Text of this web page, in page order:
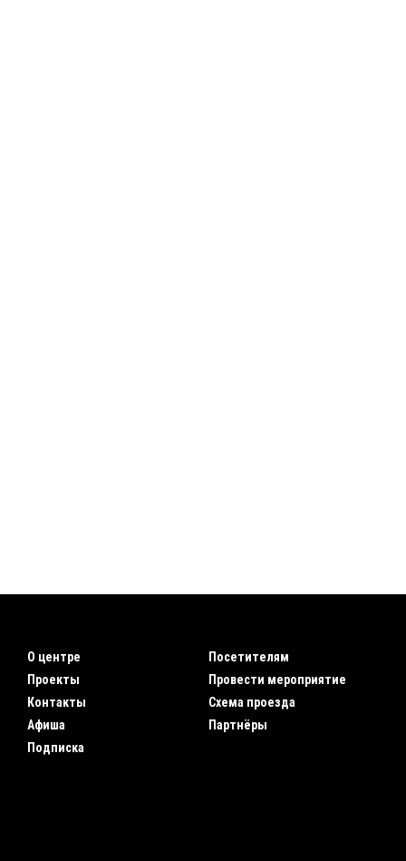
О центре
Проекты
Контакты
Афиша
Подписка
Посетителям
Провести мероприятие
Схема проезда
Партнёры